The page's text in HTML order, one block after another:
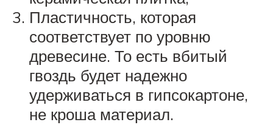
Пластичность, которая
соответствует по уровню
древесине. То есть вбитый
гвоздь будет надежно
удерживаться в гипсокартоне,
не кроша материал.